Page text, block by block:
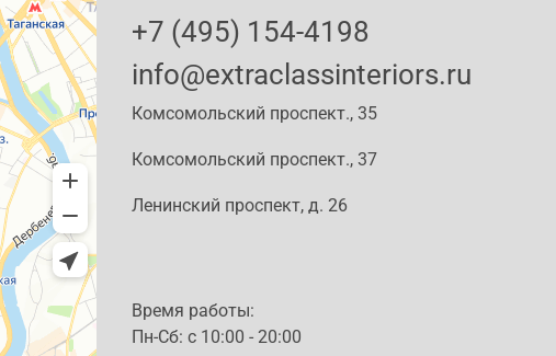
+7 (495) 154-4198
info@extraclassinteriors.ru
Комсомольский проспект., 35
Комсомольский проспект., 37
Ленинский проспект, д. 26
Время работы:
Пн-Сб: c 10:00 - 20:00